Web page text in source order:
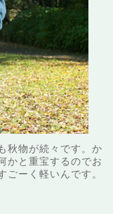
秋物が続々です。か
かと重宝するのでお
ごーく軽いんです。